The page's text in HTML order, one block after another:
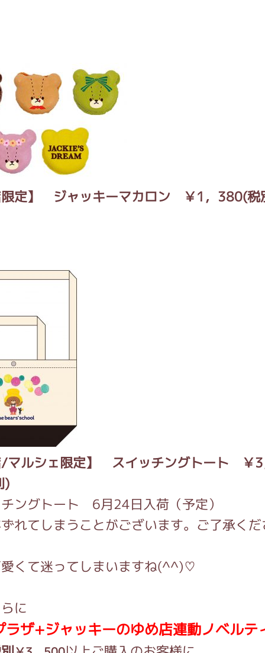
限定】 ジャッキーマカロン ￥1，380(税
/マルシェ限定】 スイッチングトート ￥
)
ングトート 6月24日入荷（予定）
れてしまうことがございます。ご了承く
くて迷ってしまいますね(^^)♡
に
ザ+ジャッキーのゆめ店連動ノベル